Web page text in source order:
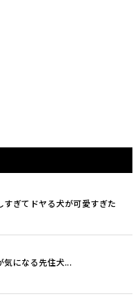
すぎてドヤる犬が可愛すぎた
気になる先住犬...